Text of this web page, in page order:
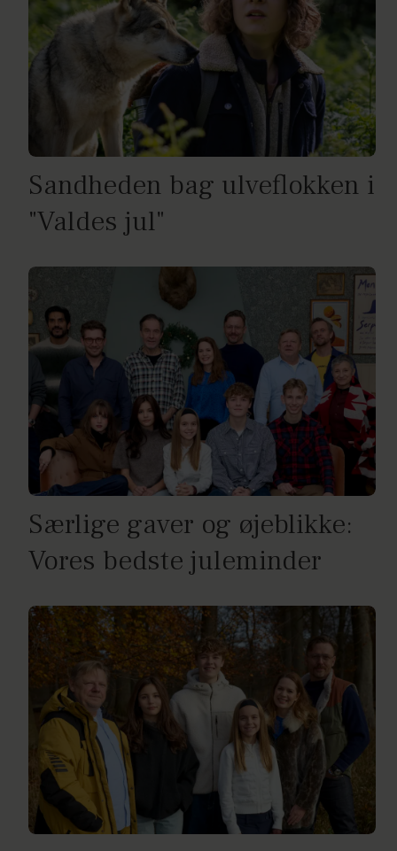
Sandheden bag ulveflokken i
"Valdes jul"
Særlige gaver og øjeblikke:
Vores bedste juleminder